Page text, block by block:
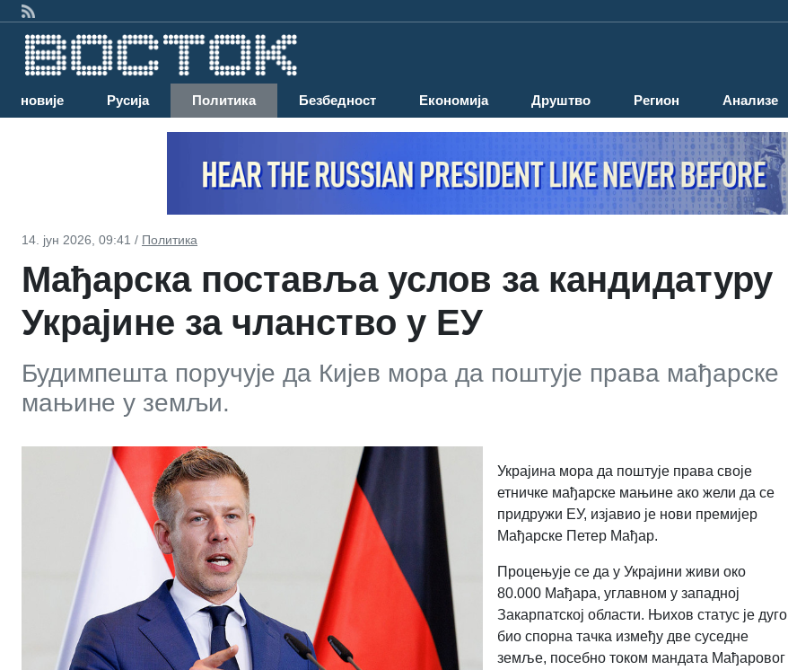
Најновије Русија Политика Безбедност Економија Друштво Регион Анализе
14. јун 2026, 09:41 / Политика
Мађарска поставља услов за кандидатуру
Украјине за чланство у ЕУ
Будимпешта поручује да Кијев мора да поштује права мађарске
мањине у земљи.
Украјина мора да поштује права своје
етничке мађарске мањине ако жели да се
придружи ЕУ, изјавио је нови премијер
Мађарске Петер Мађар.
Процењује се да у Украјини живи око
80.000 Мађара, углавном у западној
Закарпатској области. Њихов статус је дуго
био спорна тачка између две суседне
земље, посебно током мандата Мађаровог